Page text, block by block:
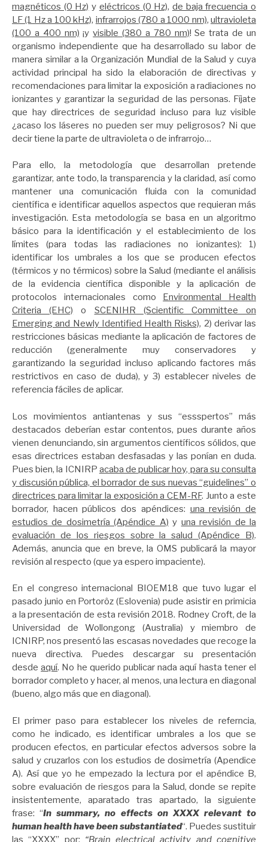
magnéticos (0 Hz) y eléctricos (0 Hz), de baja frecuencia o
LF (1 Hz a 100 kHz), infrarrojos (780 a 1000 nm),ultravioleta
(100 a 400 nm) ¡yvisible (380 a 780 nm)! Se trata de un
organismo independiente que ha desarrollado su labor de
manera similar a la Organización Mundial de la Salud y cuya
actividad principal ha sido la elaboración de directivas y
recomendaciones para limitar la exposición a radiaciones no
ionizantes y garantizar la seguridad de las personas. Fíjate
que hay directrices de seguridad incluso para luz visible
¿acaso los láseres no pueden ser muy peligrosos? Ni que
decir tiene la parte de ultravioleta o de infrarrojo…
Para ello, la metodología que desarrollan pretende
garantizar, ante todo, la transparencia y la claridad, así como
mantener una comunicación fluida con la comunidad
científica e identificar aquellos aspectos que requieran más
investigación. Esta metodología se basa en un algoritmo
básico para la identificación y el establecimiento de los
límites (para todas las radiaciones no ionizantes): 1)
identificar los umbrales a los que se producen efectos
(térmicos y no térmicos) sobre la Salud (mediante el análisis
de la evidencia científica disponible y la aplicación de
protocolos internacionales como Environmental Health
Criteria (EHC) o SCENIHR (Scientific Committee on
Emerging and Newly Identified Health Risks), 2) derivar las
restricciones básicas mediante la aplicación de factores de
reducción (generalmente muy conservadores y
garantizando la seguridad incluso aplicando factores más
restrictivos en caso de duda), y 3) establecer niveles de
referencia fáciles de aplicar.
Los movimientos antiantenas y sus “essspertos” más
destacados deberían estar contentos, pues durante años
vienen denunciando, sin argumentos científicos sólidos, que
esas directrices estaban desfasadas y las ponían en duda.
Pues bien, la ICNIRP acaba de publicar hoy, para su consulta
y discusión pública, el borrador de sus nuevas “guidelines” o
directrices para limitar la exposición a CEM-RF. Junto a este
borrador, hacen públicos dos apéndices: una revisión de
estudios de dosimetría (Apéndice A) y una revisión de la
evaluación de los riesgos sobre la salud (Apéndice B).
Además, anuncia que en breve, la OMS publicará la mayor
revisión al respecto (que ya espero impaciente).
En el congreso internacional BIOEM18 que tuvo lugar el
pasado junio en Portorôz (Eslovenia) pude asistir en primicia
a la presentación de esta revisión 2018. Rodney Croft, de la
Universidad de Wollongong (Australia) y miembro de
ICNIRP, nos presentó las escasas novedades que recoge la
nueva directiva. Puedes descargar su presentación
desdeaquí. No he querido publicar nada aquí hasta tener el
borrador completo y hacer, al menos, una lectura en diagonal
(bueno, algo más que en diagonal).
El primer paso para establecer los niveles de referncia,
como he indicado, es identificar umbrales a los que se
producen efectos, en particular efectos adversos sobre la
salud y cruzarlos con los estudios de dosimetría (Apendice
A). Así que yo he empezado la lectura por el apéndice B,
sobre evaluación de riesgos para la Salud, donde se repite
insistentemente, aparatado tras apartado, la siguiente
frase: “In summary, no effects on XXXX relevant to
human health have been substantiated“. Puedes sustituir
las “XXXX” por: “Brain electrical activity and cognitive